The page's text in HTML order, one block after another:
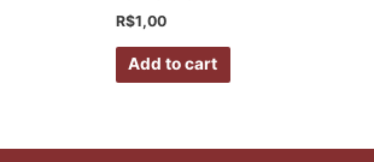
R$1,00
Add to cart